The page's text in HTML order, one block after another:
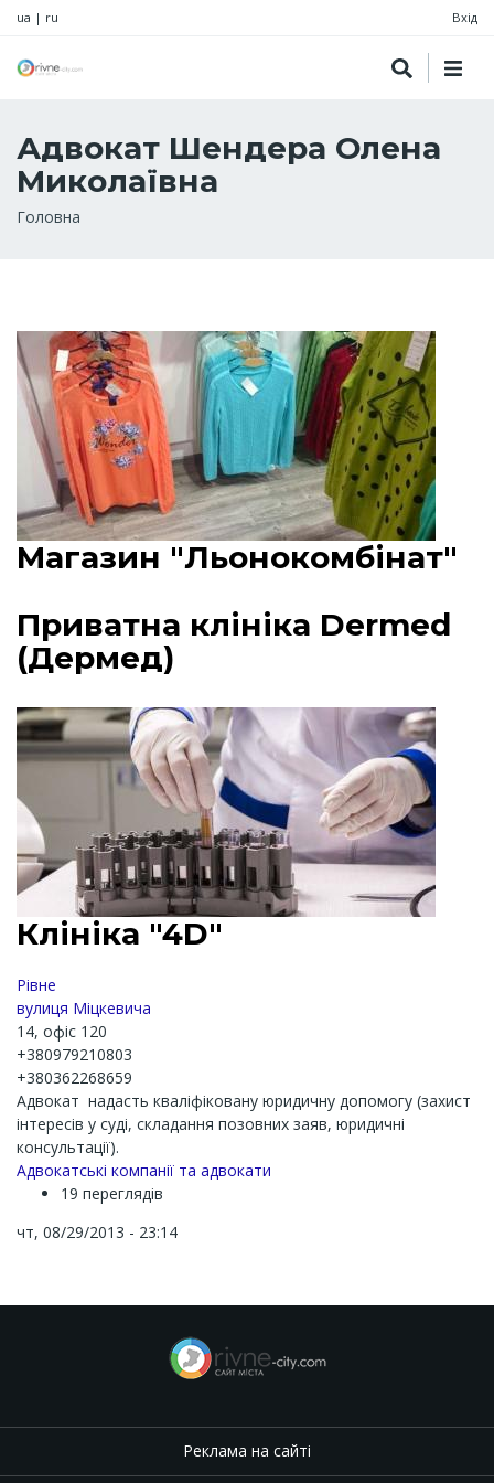
ua | ru Вхід
Адвокат Шендера Олена
Миколаївна
Рядок
Головна
Магазин "Льонокомбінат"
Приватна клініка Dermed
(Дермед)
Клініка "4D"
Рівне
вулиця Міцкевича
14, офіс 120
+380979210803
+380362268659
Адвокат надасть кваліфіковану юридичну допомогу (захист
інтересів у суді, складання позовних заяв, юридичні
консультації).
Адвокатські компанії та адвокати
19 переглядів
чт, 08/29/2013 - 23:14
Реклама на сайті